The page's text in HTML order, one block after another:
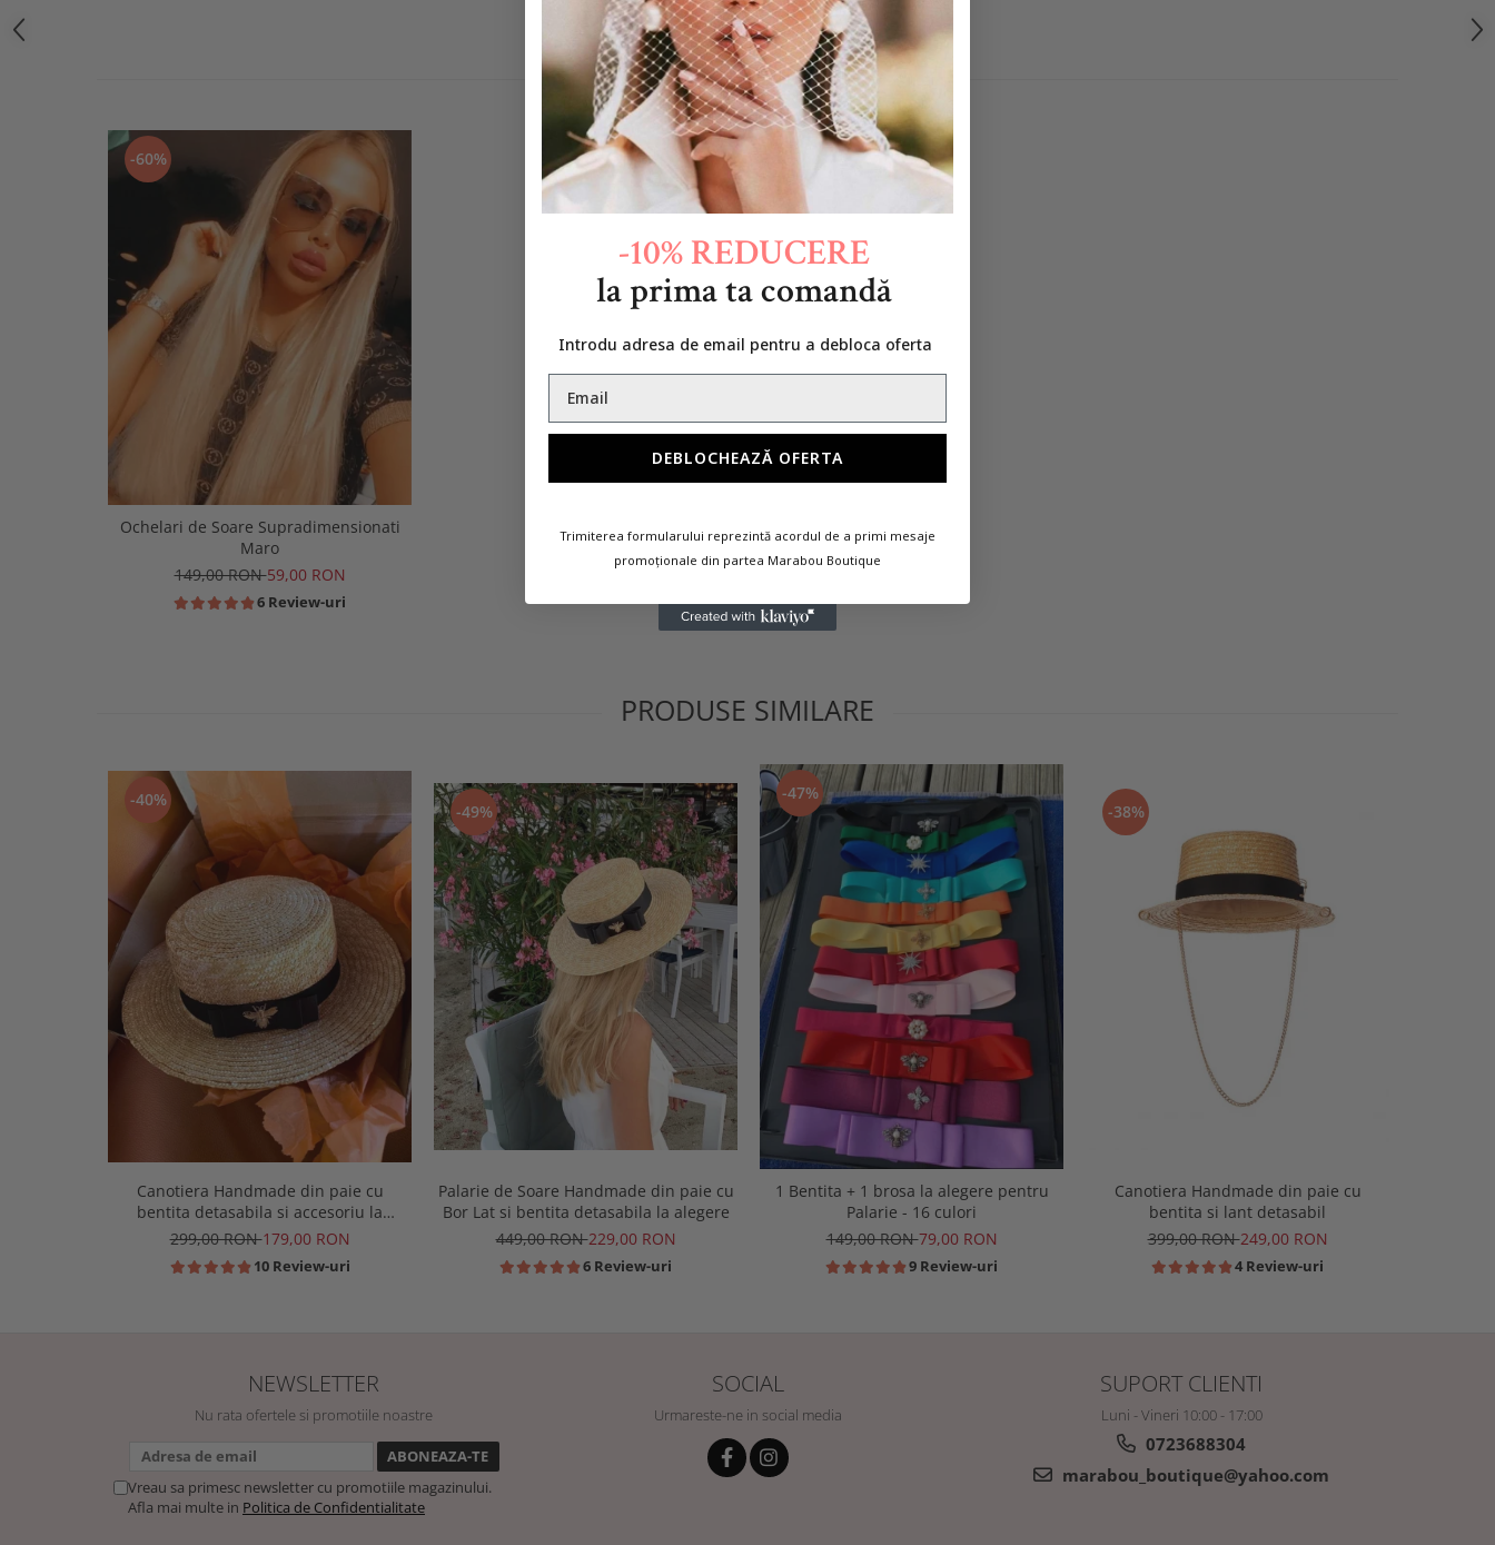
RECOMANDARI
-60%
Ochelari de Soare Supradimensionati
Maro
149,00 RON59,00 RON
6 Review-uri
PRODUSE SIMILARE
-40%
Canotiera Handmade din paie cu
bentita detasabila si accesoriu la
alegere
299,00 RON179,00 RON
10 Review-uri
-49%
Palarie de Soare Handmade din paie cu
Bor Lat si bentita detasabila la alegere
449,00 RON229,00 RON
6 Review-uri
-47%
1 Bentita + 1 brosa la alegere pentru
Palarie - 16 culori
149,00 RON79,00 RON
9 Review-uri
-38%
Canotiera Handmade din paie cu
bentita si lant detasabil
399,00 RON249,00 RON
4 Review-uri
NEWSLETTER
Nu rata ofertele si promotiile noastre
Vreau sa primesc newsletter cu promotiile magazinului.
Afla mai multe in Politica de Confidentialitate
SOCIAL
Urmareste-ne in social media
SUPORT CLIENTI
Luni - Vineri 10:00 - 17:00
0723688304
marabou_boutique@yahoo.com
-10% REDUCERE
la prima ta comandă
Introdu adresa de email pentru a debloca oferta
DEBLOCHEAZĂ OFERTA
Trimiterea formularului reprezintă acordul de a primi mesaje
promoționale din partea Marabou Boutique